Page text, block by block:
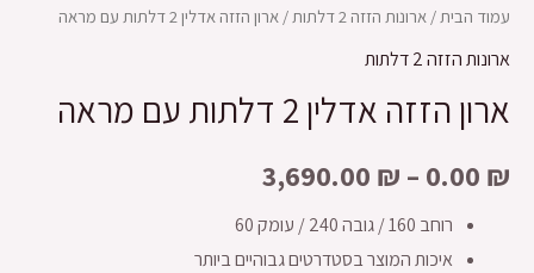
עמוד הבית/ ארונות הזזה 2 דלתות / ארון הזזה אדלין 2 דלתות עם מראה
ארונות הזזה 2 דלתות
ארון הזזה אדלין 2 דלתות עם מראה
0.00 ₪
–
3,690.00 ₪
רוחב 160 / גובה 240 / עומק 60
איכות המוצר בסטדרטים גבוהיים ביותר